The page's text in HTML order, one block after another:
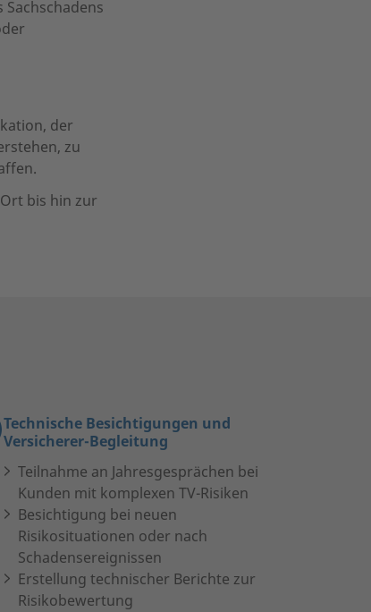
der
zu
bis hin zur
Technische Besichtigungen und
Versicherer-Begleitung
Teilnahme an Jahresgesprächen bei
Kunden mit komplexen TV-Risiken
Besichtigung bei neuen
Risikosituationen oder nach
Schadensereignissen
Erstellung technischer Berichte zur
Risikobewertung